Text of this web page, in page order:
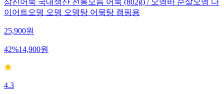
삼진어묵 국내생산 전통모듬 어묵 (802g) / 오뎅바 순살오뎅 다
이어트오뎅 오뎅 오뎅탕 어묵탕 캠핑용
25,900원
42%14,900원
4.3